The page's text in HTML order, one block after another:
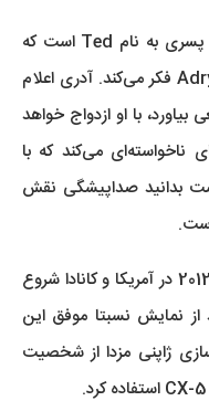
ماجرای اصلی انیمیشن لوراکس راجع به پسری به نام Ted است که
تنها به ازدواج با دختری رویاپرداز به نام Adry فکر می‌کند. آدری اعلام
با او ازدواج خواهد
ناخواسته‌ای می‌کند که با
بدانید صداپیشگی نقش
اکران انیمیشن The Lorax دوم مارس 2012 در آمریکا و کانادا شروع
نمایش نسبتا موفق این
ژاپنی مزدا از شخصیت